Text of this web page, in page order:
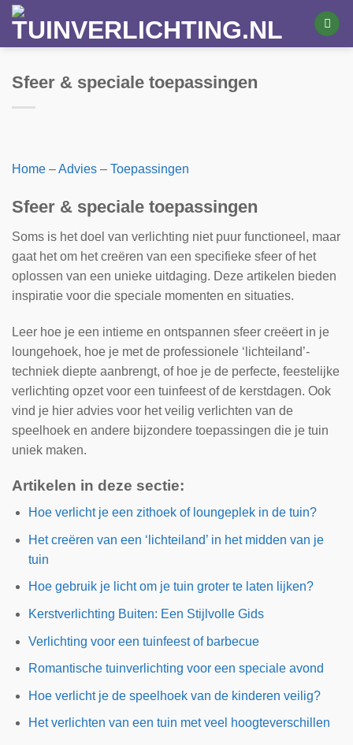
Ga
naar
inhoud
Sfeer & speciale toepassingen
Home –Advies – Toepassingen
Sfeer & speciale toepassingen
Soms is het doel van verlichting niet puur functioneel, maar
gaat het om het creëren van een specifieke sfeer of het
oplossen van een unieke uitdaging. Deze artikelen bieden
inspiratie voor die speciale momenten en situaties.
Leer hoe je een intieme en ontspannen sfeer creëert in je
loungehoek, hoe je met de professionele ‘lichteiland’-
techniek diepte aanbrengt, of hoe je de perfecte, feestelijke
verlichting opzet voor een tuinfeest of de kerstdagen. Ook
vind je hier advies voor het veilig verlichten van de
speelhoek en andere bijzondere toepassingen die je tuin
uniek maken.
Artikelen in deze sectie:
Hoe verlicht je een zithoek of loungeplek in de tuin?
Het creëren van een ‘lichteiland’ in het midden van je
tuin
Hoe gebruik je licht om je tuin groter te laten lijken?
Kerstverlichting Buiten: Een Stijlvolle Gids
Verlichting voor een tuinfeest of barbecue
Romantische tuinverlichting voor een speciale avond
Hoe verlicht je de speelhoek van de kinderen veilig?
Het verlichten van een tuin met veel hoogteverschillen